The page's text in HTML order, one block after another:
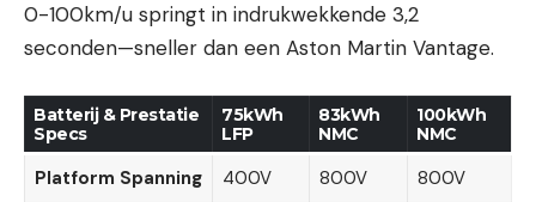
0-100km/u springt in indrukwekkende 3,2
seconden—sneller dan een Aston Martin Vantage.
Batterij & Prestatie
Specs
75kWh
LFP
83kWh
NMC
100kWh
NMC
Platform Spanning 400V 800V
800V